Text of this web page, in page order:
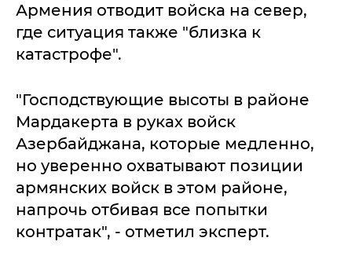
Армения отводит войска на север,
где ситуация также "близка к
катастрофе".
"Господствующие высоты в районе
Мардакерта в руках войск
Азербайджана, которые медленно,
но уверенно охватывают позиции
армянских войск в этом районе,
напрочь отбивая все попытки
контратак", - отметил эксперт.